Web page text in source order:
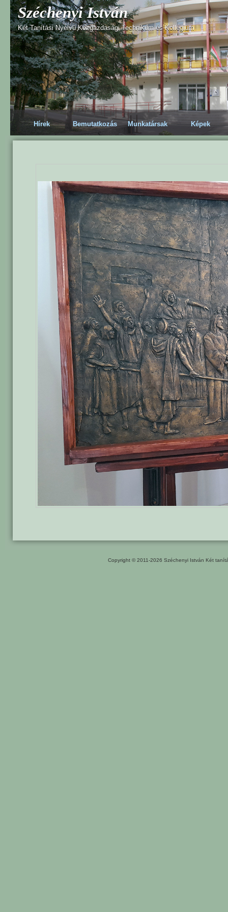
Széchenyi István
Két Tanítási Nyelvű Közgazdasági Technikum és Kollégium
Hírek Bemutatkozás Munkatársak Képek
Copyright © 2011-2026 Széchenyi István Két